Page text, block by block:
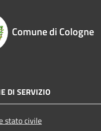
Comune di Cologne
DI SERVIZIO
stato civile